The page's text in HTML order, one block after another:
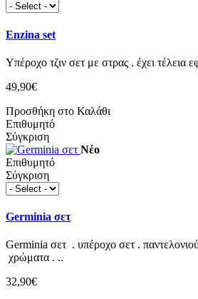
Enzina set
Υπέροχο τζιν σετ με στρας . έχει τέλεια
49,90€
Προσθήκη στο Καλάθι
Επιθυμητό
Σύγκριση
Νέο
Επιθυμητό
Σύγκριση
Germinia σετ
Germinia σετ . υπέροχο σετ .
χρώματα . ..
32,90€